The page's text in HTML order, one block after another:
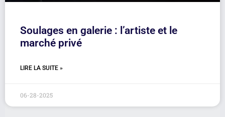
Soulages en galerie : l’artiste et le
marché privé
LIRE LA SUITE »
06-28-2025